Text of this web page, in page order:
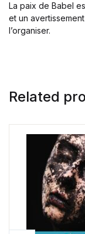
La paix de Babel
et un
l’organiser.
Related